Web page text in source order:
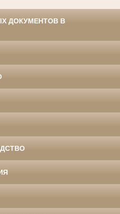
ДОКУМЕНТОВ В